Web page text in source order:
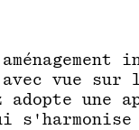
avec vue sur
une
s'harmonise